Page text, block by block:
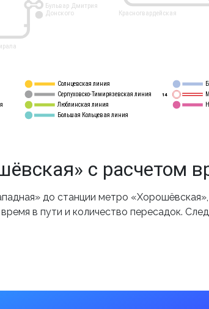
Солнцевская линия
Серпуховско-Тимирязевская линия
Люблинская линия
Большая Кольцевая линия
14
Красногвардейская
Бульвар Дмитрия
Донского
с расчетом
до станции метро «Хорошёвская»,
в пути и количество пересадок.